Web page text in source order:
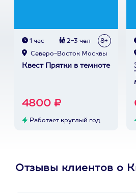
1 час 2-3 чел 8+
Северо-Восток Москвы
Квест Прятки в темноте
4800 ₽
Работает круглый год
Отзывы клиентов о